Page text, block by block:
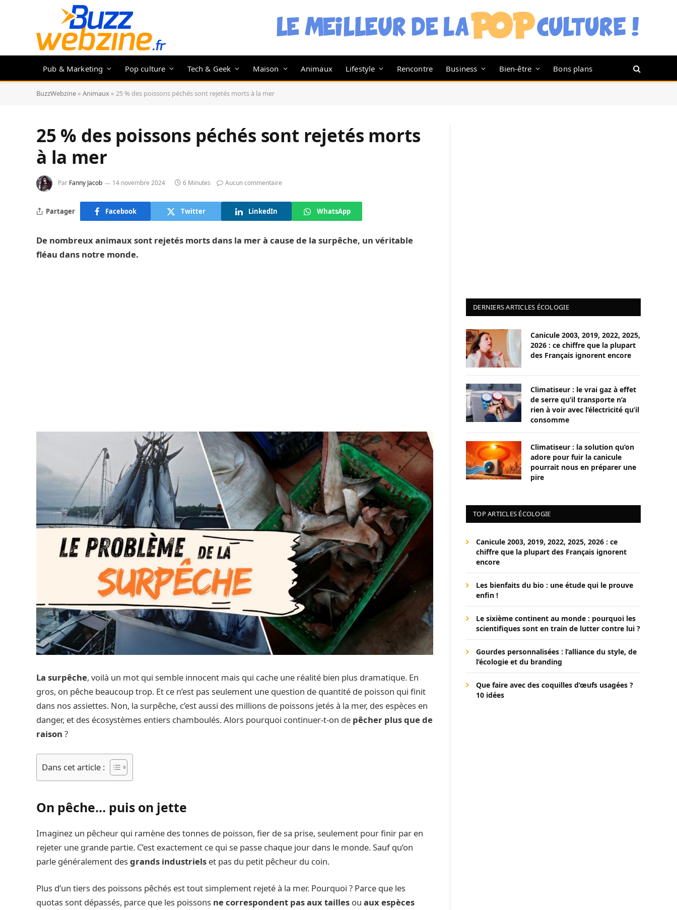
Pub & Marketing Pop culture Tech & Geek Maison Animaux Lifestyle Rencontre Business Bien-être Bons plans
BuzzWebzine » Animaux » 25 % des poissons péchés sont rejetés morts à la mer
25 % des poissons péchés sont rejetés morts
à la mer
Par Fanny Jacob 14 novembre 2024 6 Minutes Aucun commentaire
Partager Facebook Twitter LinkedIn WhatsApp
De nombreux animaux sont rejetés morts dans la mer à cause de la surpêche, un véritable
fléau dans notre monde.
La surpêche, voilà un mot qui semble innocent mais qui cache une réalité bien plus dramatique. En
gros, on pêche beaucoup trop. Et ce n’est pas seulement une question de quantité de poisson qui finit
dans nos assiettes. Non, la surpêche, c’est aussi des millions de poissons jetés à la mer, des espèces en
danger, et des écosystèmes entiers chamboulés. Alors pourquoi continuer-t-on de pêcher plus que de
raison ?
Dans cet article :
On pêche… puis on jette
Imaginez un pêcheur qui ramène des tonnes de poisson, fier de sa prise, seulement pour finir par en
rejeter une grande partie. C’est exactement ce qui se passe chaque jour dans le monde. Sauf qu’on
parle généralement desgrands industriels et pas du petit pêcheur du coin.
Plus d’un tiers des poissons pêchés est tout simplement rejeté à la mer. Pourquoi ? Parce que les
quotas sont dépassés, parce que les poissons ne correspondent pas aux tailles ou aux espèces
DERNIERS ARTICLES ÉCOLOGIE
Canicule 2003, 2019, 2022, 2025,
2026 : ce chiffre que la plupart
des Français ignorent encore
Climatiseur : le vrai gaz à effet
de serre qu’il transporte n’a
rien à voir avec l’électricité qu’il
consomme
Climatiseur : la solution qu’on
adore pour fuir la canicule
pourrait nous en préparer une
pire
TOP ARTICLES ÉCOLOGIE
Canicule 2003, 2019, 2022, 2025, 2026 : ce
chiffre que la plupart des Français ignorent
encore
Les bienfaits du bio : une étude qui le prouve
enfin !
Le sixième continent au monde : pourquoi les
scientifiques sont en train de lutter contre lui ?
Gourdes personnalisées : l’alliance du style, de
l’écologie et du branding
Que faire avec des coquilles d’œufs usagées ?
10 idées